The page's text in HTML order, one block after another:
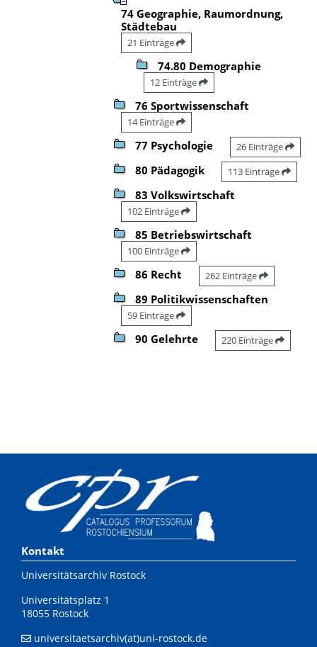
74 Geographie, Raumordnung,
Städtebau
21 Einträge
74.80 Demographie
12 Einträge
76 Sportwissenschaft
14 Einträge
77 Psychologie 26 Einträge
80 Pädagogik 113 Einträge
83 Volkswirtschaft
102 Einträge
85 Betriebswirtschaft
100 Einträge
86 Recht 262 Einträge
89 Politikwissenschaften
59 Einträge
90 Gelehrte 220 Einträge
Kontakt
Universitätsarchiv Rostock
Universitätsplatz 1
18055 Rostock
universitaetsarchiv(at)uni-rostock.de